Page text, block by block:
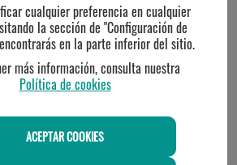
INTERESAR
cualquier preferencia en cualquier
la sección de "Configuración de
en la parte inferior del sitio.
más información, consulta nuestra
Política de cookies
ACEPTAR COOKIES